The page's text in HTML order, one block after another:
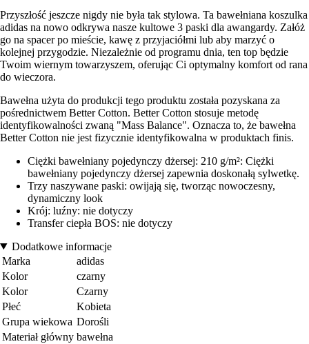
Przyszłość jeszcze nigdy nie była tak stylowa. Ta bawełniana koszulka
adidas na nowo odkrywa nasze kultowe 3 paski dla awangardy. Załóż
go na spacer po mieście, kawę z przyjaciółmi lub aby marzyć o
kolejnej przygodzie. Niezależnie od programu dnia, ten top będzie
Twoim wiernym towarzyszem, oferując Ci optymalny komfort od rana
do wieczora.
Bawełna użyta do produkcji tego produktu została pozyskana za
pośrednictwem Better Cotton. Better Cotton stosuje metodę
identyfikowalności zwaną "Mass Balance". Oznacza to, że bawełna
Better Cotton nie jest fizycznie identyfikowalna w produktach finis.
Ciężki bawełniany pojedynczy dżersej: 210 g/m²: Ciężki
bawełniany pojedynczy dżersej zapewnia doskonałą sylwetkę.
Trzy naszywane paski: owijają się, tworząc nowoczesny,
dynamiczny look
Krój: luźny: nie dotyczy
Transfer ciepła BOS: nie dotyczy
Dodatkowe informacje
Marka
adidas
Kolor
czarny
Kolor
Czarny
Płeć
Kobieta
Grupa wiekowa Dorośli
Materiał główny bawełna